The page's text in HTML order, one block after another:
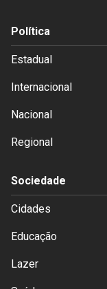
Política
Estadual
Internacional
Nacional
Regional
Sociedade
Cidades
Educação
Lazer